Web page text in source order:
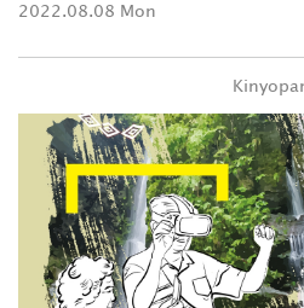
2022.08.08 Mon